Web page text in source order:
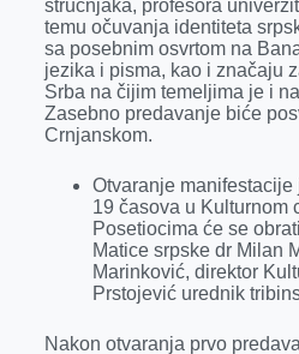
r
stručnjaka, profesora
temu očuvanja identiteta
sa posebnim osvrtom na
jezika i pisma, kao i značaju
Srba na čijim temeljima je i
Zasebno predavanje biće
Crnjanskom.
Otvaranje manifestacije
19 časova u Kulturnom
Posetiocima će se
Matice srpske dr Milan
Marinković, direktor
Prstojević urednik
Nakon otvaranja prvo